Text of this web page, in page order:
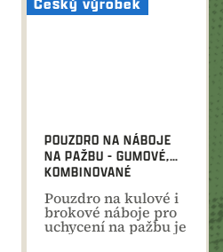
POUZDRO NA NÁBOJE
NA PAŽBU - GUMOVÉ,
KOMBINOVANÉ
Pouzdro na kulové i
brokové náboje pro
uchycení na pažbu je
vyrobeno z pružné...